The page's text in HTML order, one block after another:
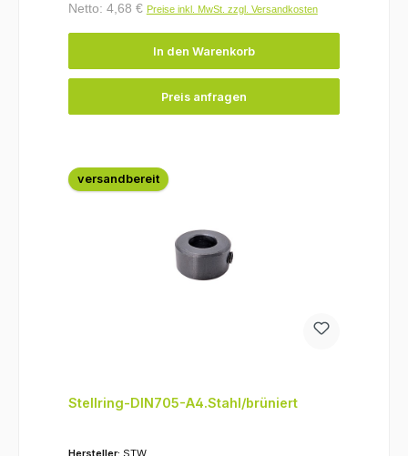
Netto: 4,68 € Preise inkl. MwSt. zzgl. Versandkosten
In den Warenkorb
Preis anfragen
versandbereit
Stellring-DIN705-A4.Stahl/brüniert